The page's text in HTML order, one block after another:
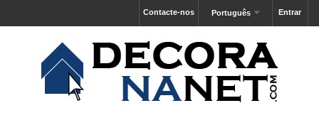
Entrar
Português
Contacte-nos